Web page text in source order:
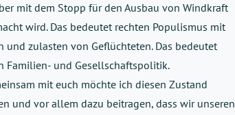
mit dem Stopp für den Ausbau von Windkraft
wird. Das bedeutet rechten Populismus mit
und zulasten von Geflüchteten. Das bedeutet
Familien- und Gesellschaftspolitik.
mit euch möchte ich diesen Zustand
und vor allem dazu beitragen, dass wir unseren